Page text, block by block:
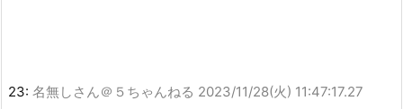
23: 名無しさん＠５ちゃんねる 2023/11/28(火) 11:47:17.27